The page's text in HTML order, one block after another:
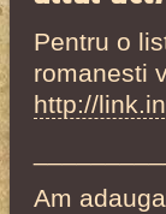
Pentru o
romanesti
http://
Am